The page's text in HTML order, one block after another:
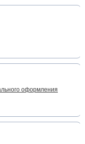
оформления